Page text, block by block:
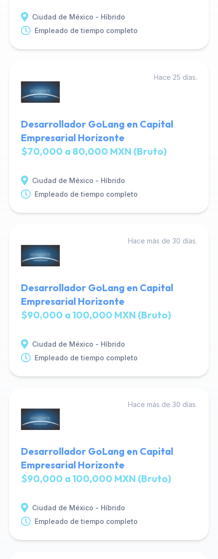
Ciudad de México - Híbrido
Empleado de tiempo completo
Hace 25 días.
Desarrollador GoLang en Capital
Empresarial Horizonte
$70,000 a 80,000 MXN (Bruto)
Ciudad de México - Híbrido
Empleado de tiempo completo
Hace más de 30 días.
Desarrollador GoLang en Capital
Empresarial Horizonte
$90,000 a 100,000 MXN (Bruto)
Ciudad de México - Híbrido
Empleado de tiempo completo
Hace más de 30 días.
Desarrollador GoLang en Capital
Empresarial Horizonte
$90,000 a 100,000 MXN (Bruto)
Ciudad de México - Híbrido
Empleado de tiempo completo